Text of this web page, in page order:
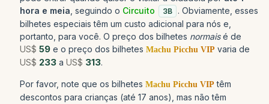
hora e meia , seguindo o Circuito 3B
. Obviamente, esses
bilhetes especiais têm um custo adicional para nós e,
portanto, para você. O preço dos bilhetes normaisé de
US$ 59 e o preço dos bilhetes Machu Picchu VIP varia de
US$ 233 a US$ 313.
Por favor, note que os bilhetes Machu Picchu VIP têm
descontos para crianças (até 17 anos), mas não têm